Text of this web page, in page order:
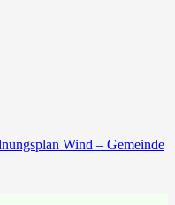
Wind – Gemeinde